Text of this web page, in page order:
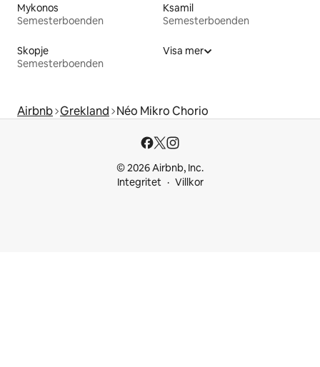
Mykonos
Semesterboenden
Ksamil
Semesterboenden
Skopje
Semesterboenden
Visa mer
Airbnb Grekland Néo Mikro Chorio
© 2026 Airbnb, Inc.
Integritet
Villkor